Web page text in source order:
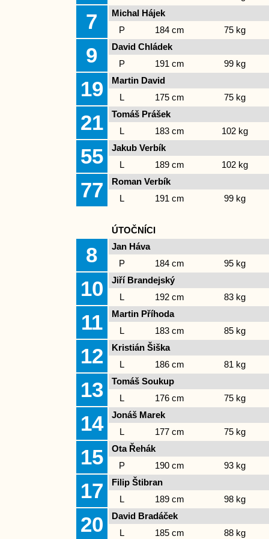
7
Michal Hájek
P
184 cm 75 kg
9
David Chládek
P
191 cm 99 kg
19
Martin David
L
175 cm 75 kg
21
Tomáš Prášek
L
183 cm 102 kg
55
Jakub Verbík
L
189 cm 102 kg
77
Roman Verbík
L
191 cm 99 kg
ÚTOČNÍCI
8
Jan Háva
P
184 cm 95 kg
10
Jiří Brandejský
L
192 cm 83 kg
11
Martin Příhoda
L
183 cm 85 kg
12
Kristián Šiška
L
186 cm 81 kg
13
Tomáš Soukup
L
176 cm 75 kg
14
Jonáš Marek
L
177 cm 75 kg
15
Ota Řehák
P
190 cm 93 kg
17
Filip Štibran
L
189 cm 98 kg
20
David Bradáček
L
185 cm 88 kg